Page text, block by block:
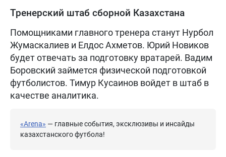
Тренерский штаб сборной Казахстана
Помощниками главного тренера станут Нурбол
Жумаскалиев и Елдос Ахметов. Юрий Новиков
будет отвечать за подготовку вратарей. Вадим
Боровский займется физической подготовкой
футболистов. Тимур Кусаинов войдет в штаб в
качестве аналитика.
«Arena» — главные события, эксклюзивы и инсайды
казахстанского футбола!